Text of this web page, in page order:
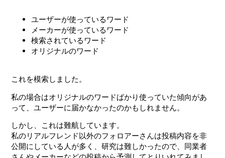
ユーザーが使っているワード
メーカーが使っているワード
検索されているワード
オリジナルのワード
これを模索しました。
私の場合はオリジナルのワードばかり使っていた傾向があ
って、ユーザーに届かなかったのかもしれません。
しかし、これは難航しています。
私のリアルフレンド以外のフォロアーさんは投稿内容を非
公開にしている人が多く、研究は難しかったので、同業者